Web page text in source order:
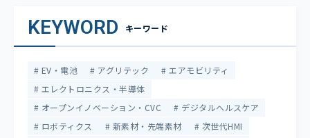
KEYWORD キーワード
EV・電池 アグリテック
エアモビリティ
エレクトロニクス・半導体
オープンイノベーション・CVC
デジタルヘルスケア
ロボティクス
新素材・先端素材
次世代HMI